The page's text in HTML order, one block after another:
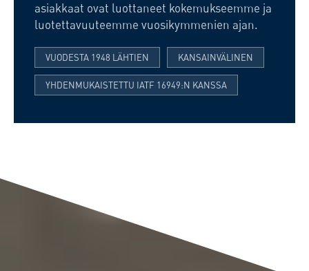
asiakkaat ovat luottaneet kokemukseemme ja
luotettavuuteemme vuosikymmenien ajan.
VUODESTA 1948 LÄHTIEN KANSAINVÄLINEN
YHDENMUKAISTETTU IATF 16949:N KANSSA